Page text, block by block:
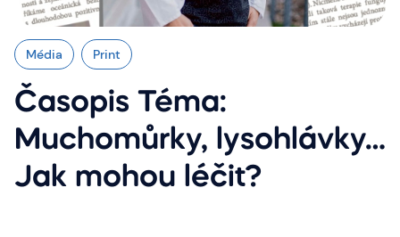
Média Print
Časopis Téma:
Muchomůrky, lysohlávky…
Jak mohou léčit?